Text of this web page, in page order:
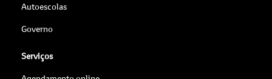
Autoescolas
Governo
Serviços